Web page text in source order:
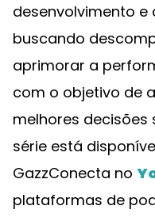
desenvolvimento
buscando
aprimorar a
com o objetivo de
melhores decisões
série está
GazzConecta no
plataformas de